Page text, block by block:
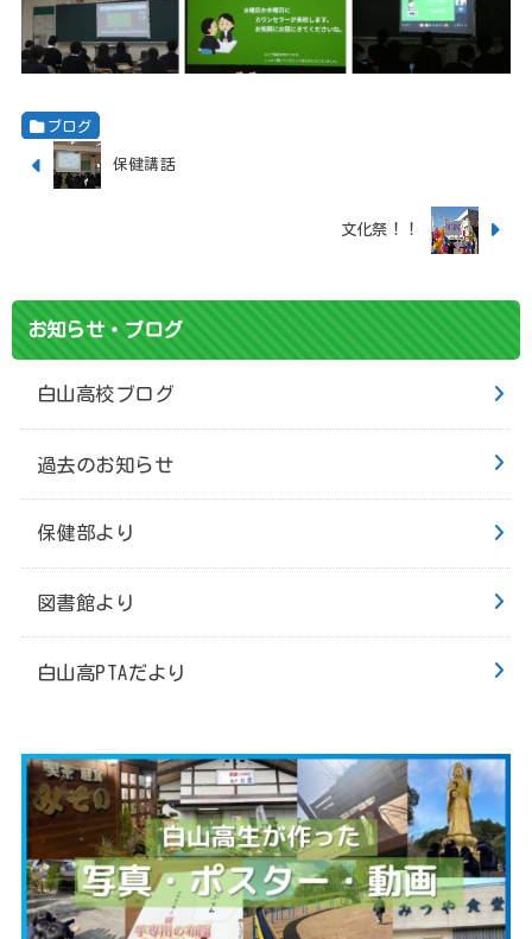
ブログ
保健講話
文化祭！！
お知らせ・ブログ
白山高校ブログ
過去のお知らせ
保健部より
図書館より
白山高PTAだより